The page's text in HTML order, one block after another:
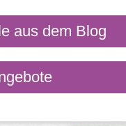
aus dem Blog